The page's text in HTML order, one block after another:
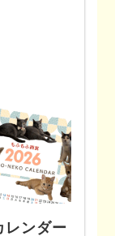
レンダー